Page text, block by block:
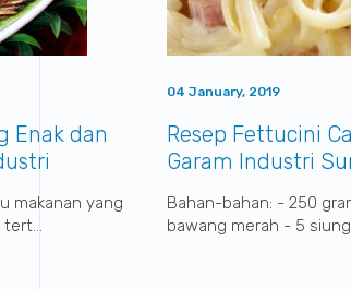
Enak dan
makanan yang
04 January, 2019
Resep Fettucini
Garam Industri
Bahan-bahan: - 250
bawang merah - 5 siung